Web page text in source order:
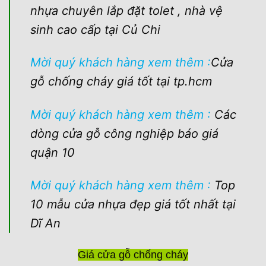
nhựa chuyên lắp đặt tolet , nhà vệ
sinh cao cấp tại Củ Chi
Mời quý khách hàng xem thêm :Cửa
gỗ chống cháy giá tốt tại tp.hcm
Mời quý khách hàng xem thêm : Các
dòng cửa gỗ công nghiệp báo giá
quận 10
Mời quý khách hàng xem thêm : Top
10 mẫu cửa nhựa đẹp giá tốt nhất tại
Dĩ An
Giá cửa gỗ chống cháy